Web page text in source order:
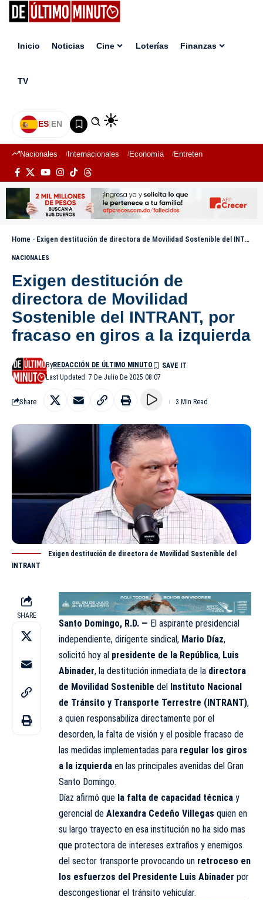
Inicio Noticias Cine Loterías Finanzas
TV
ES|EN
Nacionales Internacionales Economía Entretenimiento
Home - Exigen destitución de directora de Movilidad Sostenible del INTRANT, por fracaso en giros a la izquierda
NACIONALES
Exigen destitución de
directora de Movilidad
Sostenible del INTRANT, por
fracaso en giros a la izquierda
Last Updated: 7 De Julio De 2025 08:07
ByREDACCIÓN DE ÚLTIMO MINUTO
Share 3 Min Read
Exigen destitución de directora de Movilidad Sostenible del
INTRANT
SHARE
Santo Domingo, R.D. — El aspirante presidencial
independiente, dirigente sindical, Mario Díaz,
solicitó hoy al presidente de la República, Luis
Abinader, la destitución inmediata de la directora
de Movilidad Sostenible del Instituto Nacional
de Tránsito y Transporte Terrestre (INTRANT),
a quien responsabiliza directamente por el
desorden, la falta de visión y el posible fracaso de
las medidas implementadas para regular los giros
a la izquierda en las principales avenidas del Gran
Santo Domingo.
Díaz afirmó que la falta de capacidad técnica y
gerencial de Alexandra Cedeño Villegas quien en
su largo trayecto en esa institución no ha sido mas
que protectora de intereses extraños y enemigos
del sector transporte provocando un retroceso en
los esfuerzos del Presidente Luis Abinader por
descongestionar el tránsito vehicular.